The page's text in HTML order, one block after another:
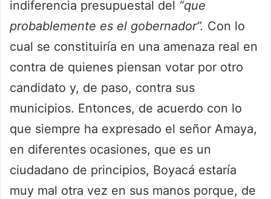
indiferencia presupuestal del “que
probablemente es el gobernador”. Con lo
cual se constituiría en una amenaza real en
contra de quienes piensan votar por otro
candidato y, de paso, contra sus
municipios. Entonces, de acuerdo con lo
que siempre ha expresado el señor Amaya,
en diferentes ocasiones, que es un
ciudadano de principios, Boyacá estaría
muy mal otra vez en sus manos porque, de